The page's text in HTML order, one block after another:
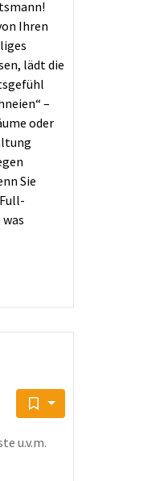
Ihren
lädt die
–
oder
Sie
u.v.m.